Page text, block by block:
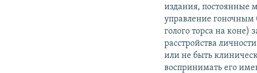
издания, постоянные
управление гоночным
голого торса на коне)
расстройства
или не быть
воспринимать его